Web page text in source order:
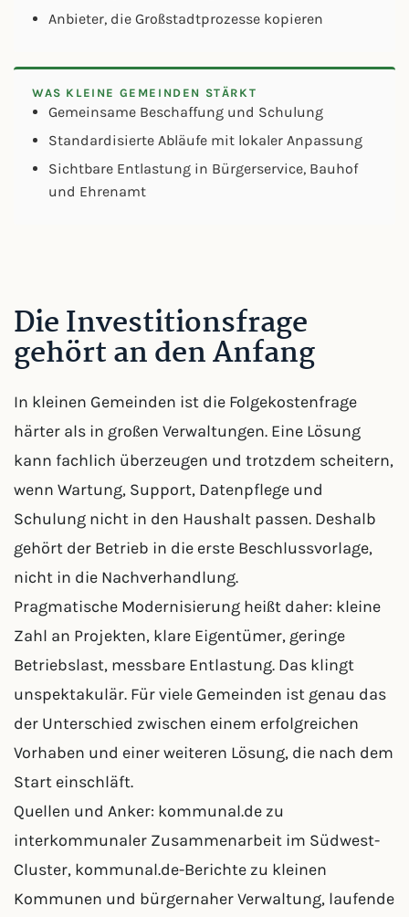
Anbieter, die Großstadtprozesse kopieren
WAS KLEINE GEMEINDEN STÄRKT
Gemeinsame Beschaffung und Schulung
Standardisierte Abläufe mit lokaler Anpassung
Sichtbare Entlastung in Bürgerservice, Bauhof
und Ehrenamt
Die Investitionsfrage
gehört an den Anfang
In kleinen Gemeinden ist die Folgekostenfrage
härter als in großen Verwaltungen. Eine Lösung
kann fachlich überzeugen und trotzdem scheitern,
wenn Wartung, Support, Datenpflege und
Schulung nicht in den Haushalt passen. Deshalb
gehört der Betrieb in die erste Beschlussvorlage,
nicht in die Nachverhandlung.
Pragmatische Modernisierung heißt daher: kleine
Zahl an Projekten, klare Eigentümer, geringe
Betriebslast, messbare Entlastung. Das klingt
unspektakulär. Für viele Gemeinden ist genau das
der Unterschied zwischen einem erfolgreichen
Vorhaben und einer weiteren Lösung, die nach dem
Start einschläft.
Quellen und Anker: kommunal.de zu
interkommunaler Zusammenarbeit im Südwest-
Cluster, kommunal.de-Berichte zu kleinen
Kommunen und bürgernaher Verwaltung, laufende